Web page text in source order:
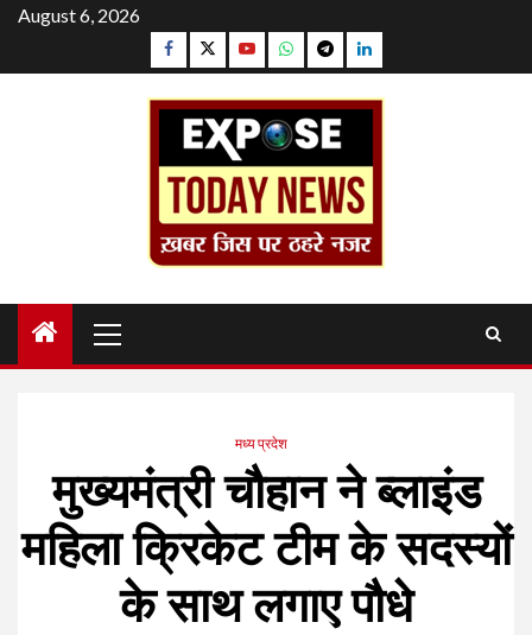
Skip
content
August 6, 2026
Facebook
TwitterYouTubeWhatsapp
TelegramLinkedin
Menu
मध्य प्रदेश
मुख्यमंत्री चौहान ने ब्लाइंड
महिला क्रिकेट टीम के सदस्यों
के साथ लगाए पौधे